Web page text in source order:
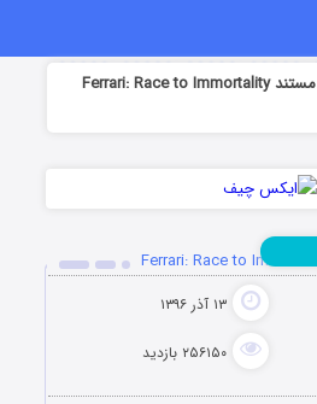
دانلود مستند Ferrari: Race to Immortality
۱۳ آذر ۱۳۹۶
۲۵۶۱۵۰ بازدید